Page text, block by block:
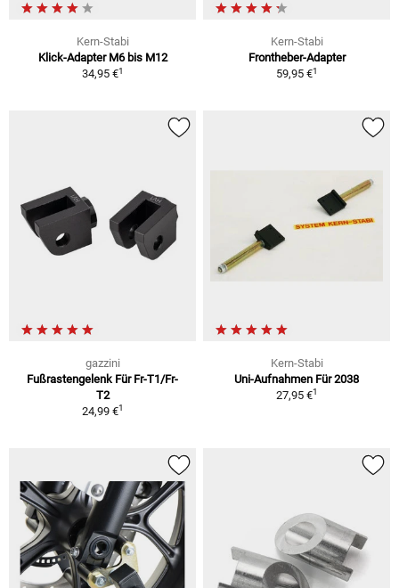
Kern-Stabi
Klick-Adapter M6 bis M12
34,95 €1
Kern-Stabi
Frontheber-Adapter
59,95 €1
gazzini
Fußrastengelenk Für Fr-T1/Fr-
T2
24,99 €1
Kern-Stabi
Uni-Aufnahmen Für 2038
27,95 €1